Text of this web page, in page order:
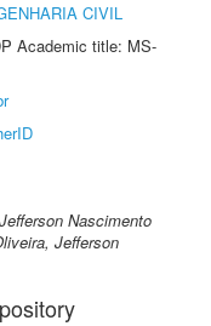
CIVIL
Academic title: MS-
Nascimento
Jefferson